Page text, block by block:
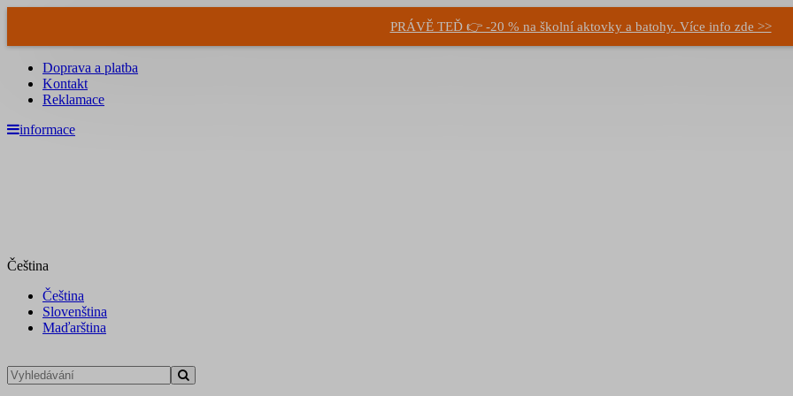
PRÁVĚ TEĎ 👉 -20 % na školní aktovky a batohy. Více info zde >>
Doprava a platba
Kontakt
Reklamace
informace
Čeština
Čeština
Slovenština
Maďarština